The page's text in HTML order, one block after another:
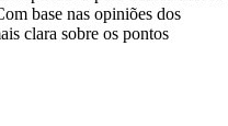
base nas opiniões dos
clara sobre os pontos